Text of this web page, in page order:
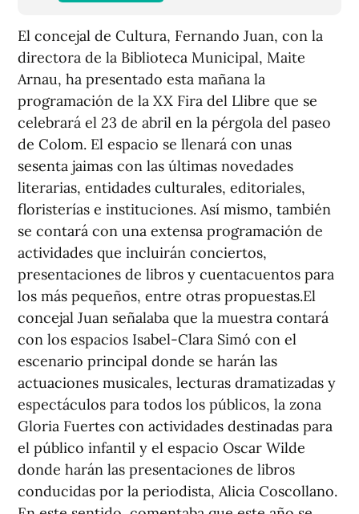
El concejal de Cultura, Fernando Juan, con la
directora de la Biblioteca Municipal, Maite
Arnau, ha presentado esta mañana la
programación de la XX Fira del Llibre que se
celebrará el 23 de abril en la pérgola del paseo
de Colom. El espacio se llenará con unas
sesenta jaimas con las últimas novedades
literarias, entidades culturales, editoriales,
floristerías e instituciones. Así mismo, también
se contará con una extensa programación de
actividades que incluirán conciertos,
presentaciones de libros y cuentacuentos para
los más pequeños, entre otras propuestas.El
concejal Juan señalaba que la muestra contará
con los espacios Isabel-Clara Simó con el
escenario principal donde se harán las
actuaciones musicales, lecturas dramatizadas y
espectáculos para todos los públicos, la zona
Gloria Fuertes con actividades destinadas para
el público infantil y el espacio Oscar Wilde
donde harán las presentaciones de libros
conducidas por la periodista, Alicia Coscollano.